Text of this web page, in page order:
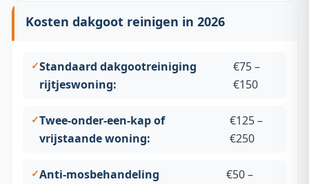
Kosten dakgoot reinigen in 2026
Standaard dakgootreiniging
rijtjeswoning:
€75 –
€150
Twee-onder-een-kap of
vrijstaande woning:
€125 –
€250
Anti-mosbehandeling
€50 –